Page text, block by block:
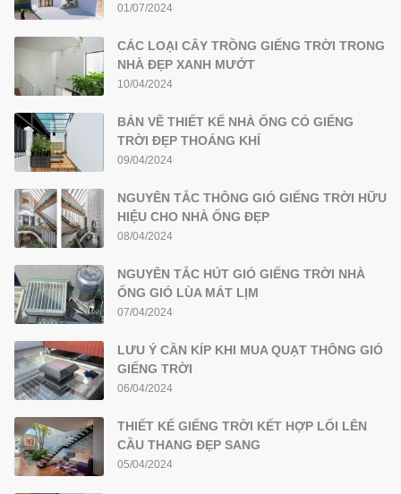
01/07/2024
CÁC LOẠI CÂY TRỒNG GIẾNG TRỜI TRONG
NHÀ ĐẸP XANH MƯỚT
10/04/2024
BẢN VẼ THIẾT KẾ NHÀ ỐNG CÓ GIẾNG
TRỜI ĐẸP THOÁNG KHÍ
09/04/2024
NGUYÊN TẮC THÔNG GIÓ GIẾNG TRỜI HỮU
HIỆU CHO NHÀ ỐNG ĐẸP
08/04/2024
NGUYÊN TẮC HÚT GIÓ GIẾNG TRỜI NHÀ
ỐNG GIÓ LÙA MÁT LỊM
07/04/2024
LƯU Ý CẦN KÍP KHI MUA QUẠT THÔNG GIÓ
GIẾNG TRỜI
06/04/2024
THIẾT KẾ GIẾNG TRỜI KẾT HỢP LỐI LÊN
CẦU THANG ĐẸP SANG
05/04/2024